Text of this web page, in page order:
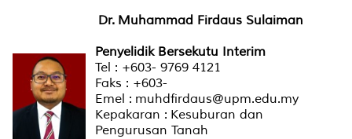
Dr. Muhammad Firdaus Sulaiman
Penyelidik Bersekutu Interim
Tel : +603- 9769 4121
Faks : +603-
Emel : muhdfirdaus@upm.edu.my
Kepakaran : Kesuburan dan
Pengurusan Tanah